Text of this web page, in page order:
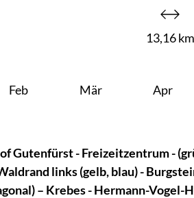
13,16 km
Feb Mär Apr
Gutenfürst - Freizeitzentrum -
links (gelb, blau) -
– Krebes - Hermann-Vogel-